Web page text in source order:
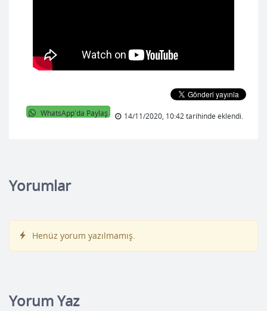
WhatsApp'da Paylaş 14/11/2020, 10:42 tarihinde eklendi.
Yorumlar
Henüz yorum yazılmamış.
Yorum Yaz